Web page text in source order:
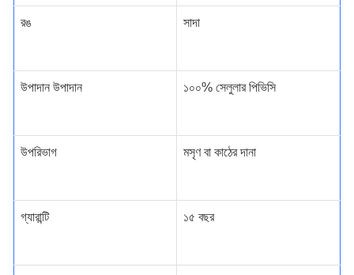
রঙ সাদা
উপাদান উপাদান ১০০% সেলুলার পিভিসি
উপরিভাগ মসৃণ বা কাঠের দানা
গ্যারান্টি ১৫ বছর